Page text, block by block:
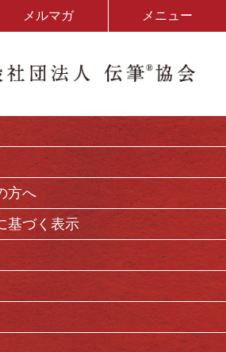
メルマガ メニュー
方へ
基づく表示